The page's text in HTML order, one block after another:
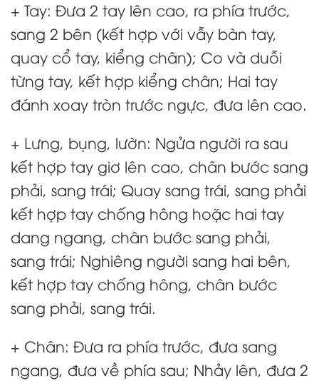
+ Tay: Đưa 2 tay lên cao, ra phía trước,
sang 2 bên (kết hợp với vẫy bàn tay,
quay cổ tay, kiểng chân); Co và duỗi
từng tay, kết hợp kiểng chân; Hai tay
đánh xoay tròn trước ngực, đưa lên cao.
+ Lưng, bụng, lườn: Ngửa người ra sau
kết hợp tay giơ lên cao, chân bước sang
phải, sang trái; Quay sang trái, sang phải
kết hợp tay chống hông hoặc hai tay
dang ngang, chân bước sang phải,
sang trái; Nghiêng người sang hai bên,
kết hợp tay chống hông, chân bước
sang phải, sang trái.
+ Chân: Đưa ra phía trước, đưa sang
ngang, đưa về phía sau; Nhảy lên, đưa 2